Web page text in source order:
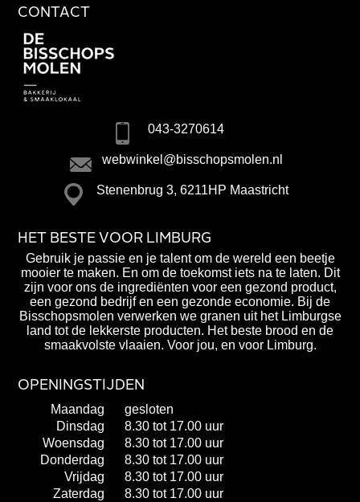
CONTACT
043-3270614
webwinkel@bisschopsmolen.nl
Stenenbrug 3, 6211HP Maastricht
HET BESTE VOOR LIMBURG
Gebruik je passie en je talent om de wereld een beetje
mooier te maken. En om de toekomst iets na te laten. Dit
zijn voor ons de ingrediënten voor een gezond product,
een gezond bedrijf en een gezonde economie. Bij de
Bisschopsmolen verwerken we granen uit het Limburgse
land tot de lekkerste producten. Het beste brood en de
smaakvolste vlaaien. Voor jou, en voor Limburg.
OPENINGSTIJDEN
Maandag
gesloten
Dinsdag
8.30 tot 17.00 uur
Woensdag
8.30 tot 17.00 uur
Donderdag
8.30 tot 17.00 uur
Vrijdag
8.30 tot 17.00 uur
Zaterdag
8.30 tot 17.00 uur